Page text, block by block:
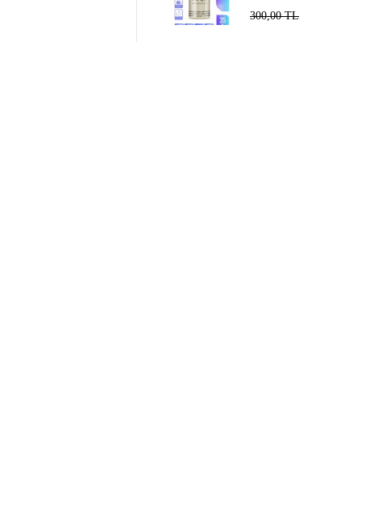
300,00TL